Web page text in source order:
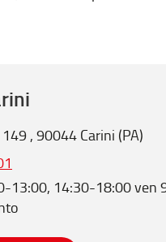
, 90044 Carini (PA)
13:00, 14:30-18:00 ven